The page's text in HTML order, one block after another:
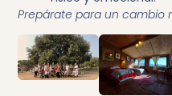
Prepárate para un cambio